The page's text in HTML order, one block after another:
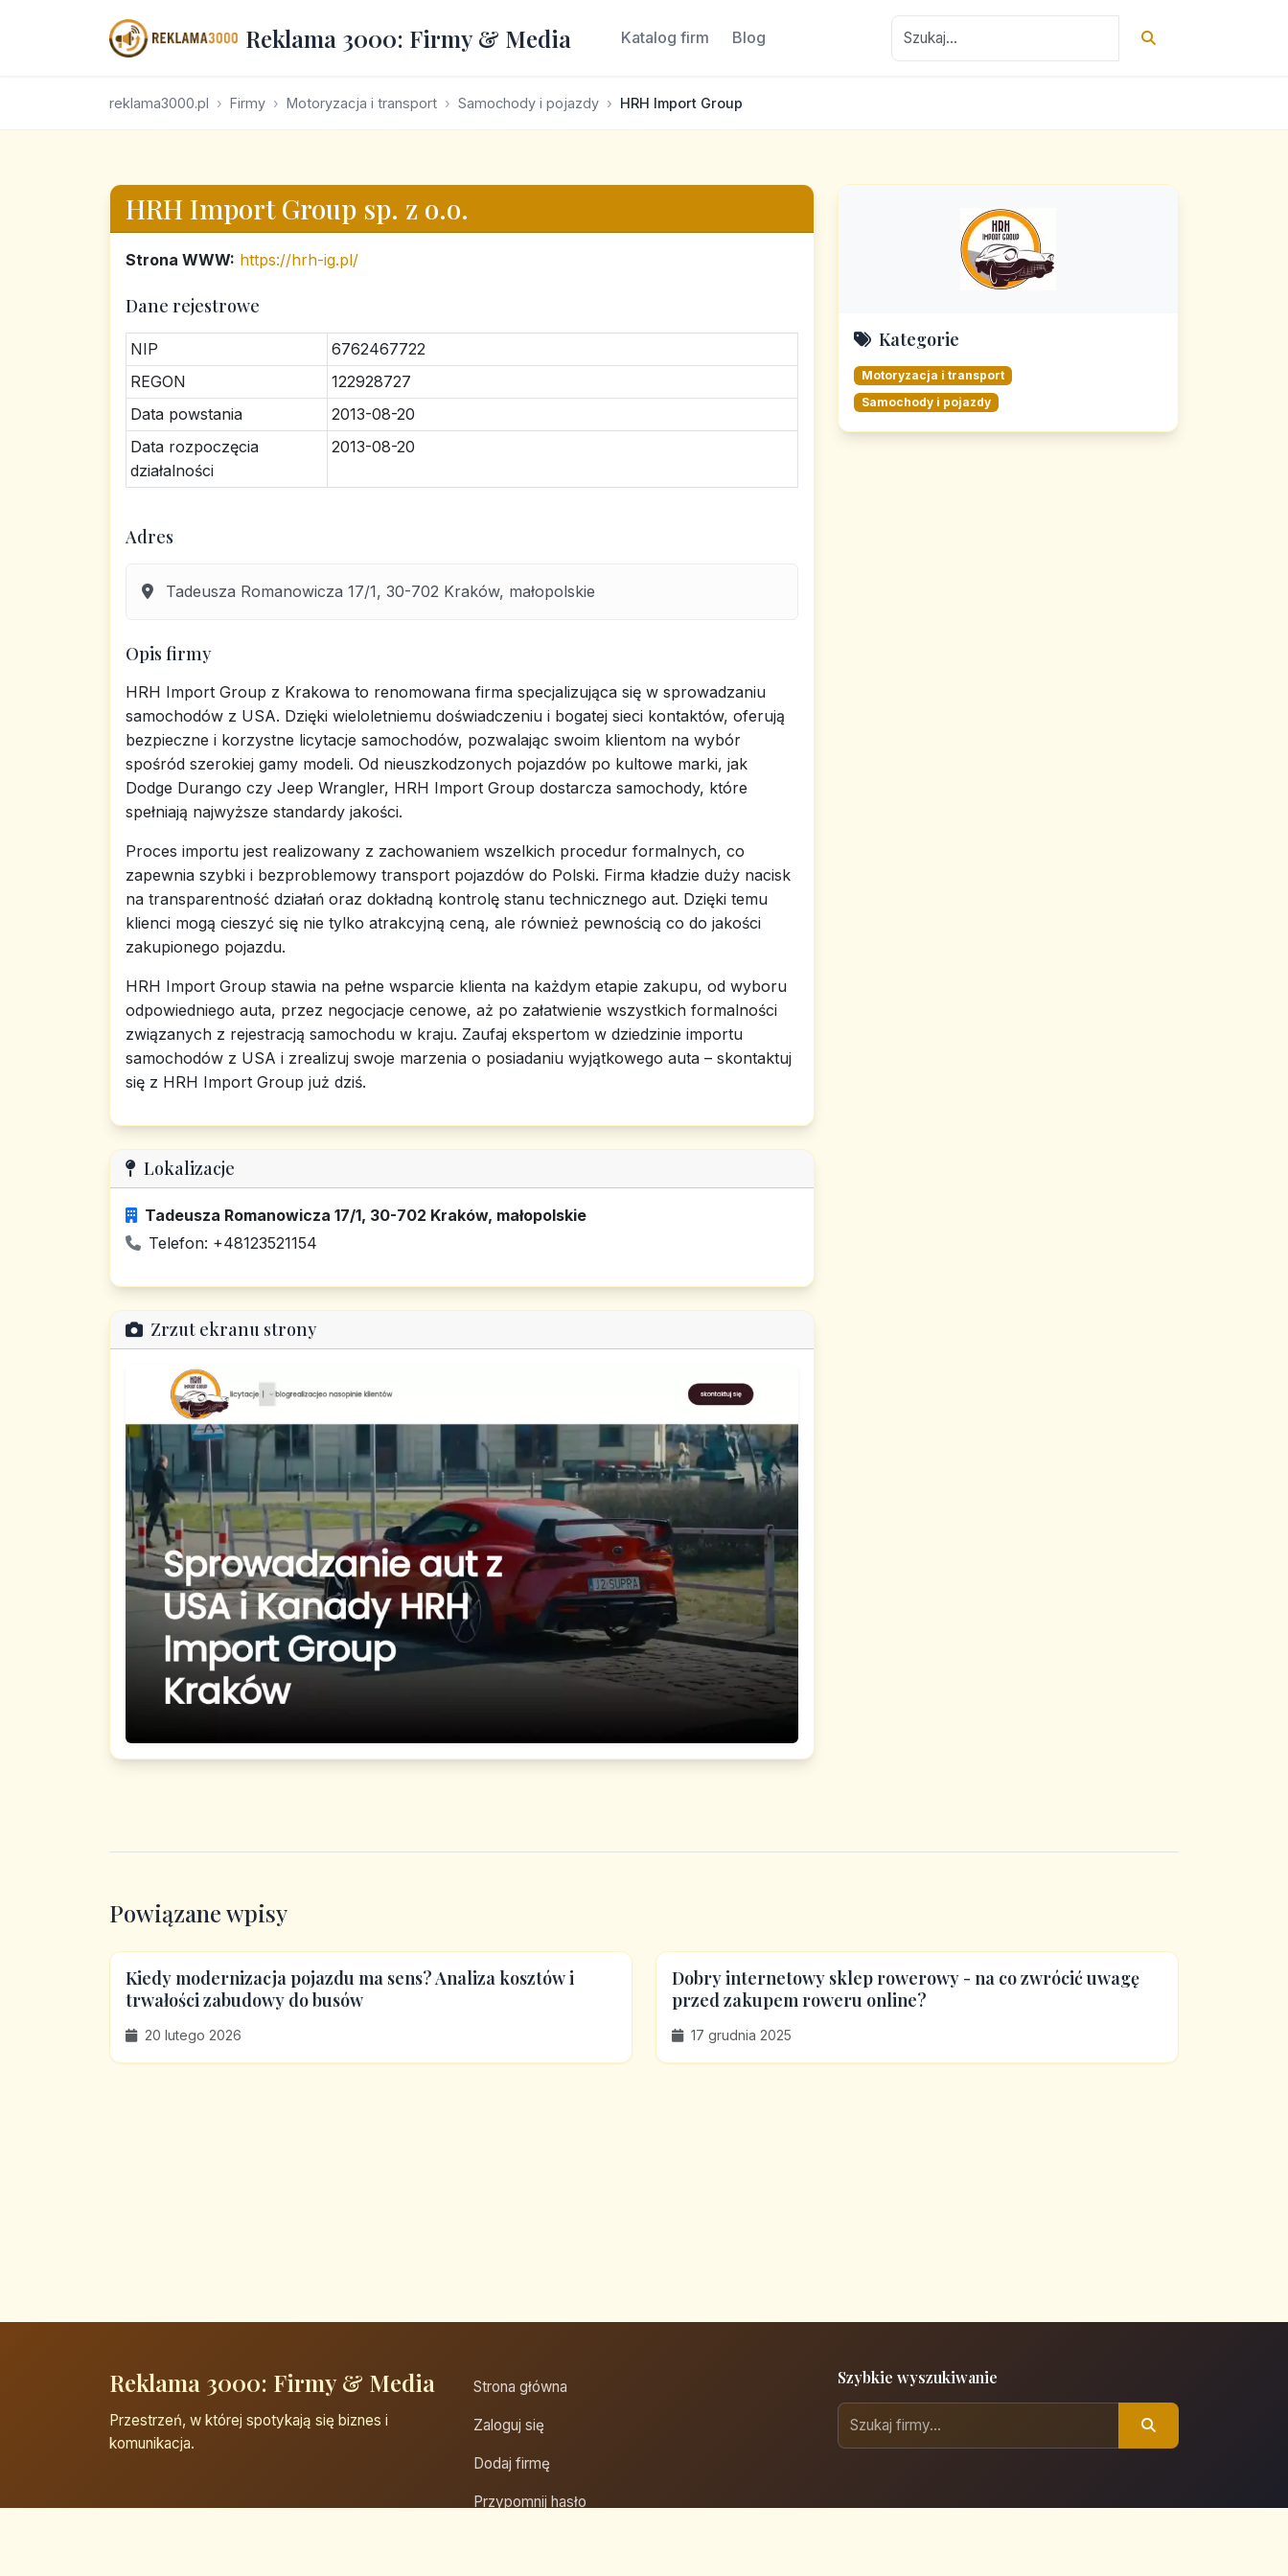
Reklama 3000: Firmy & Media Katalog firm Blog
reklama3000.pl Firmy Motoryzacja i transport Samochody i pojazdy HRH Import Group
HRH Import Group sp. z o.o.
Strona WWW: https://hrh-ig.pl/
Dane rejestrowe
NIP
6762467722
REGON
122928727
Data powstania
2013-08-20
Data rozpoczęcia
działalności
2013-08-20
Adres
Tadeusza Romanowicza 17/1, 30-702 Kraków, małopolskie
Opis firmy
HRH Import Group z Krakowa to renomowana firma specjalizująca się w sprowadzaniu
samochodów z USA. Dzięki wieloletniemu doświadczeniu i bogatej sieci kontaktów, oferują
bezpieczne i korzystne licytacje samochodów, pozwalając swoim klientom na wybór
spośród szerokiej gamy modeli. Od nieuszkodzonych pojazdów po kultowe marki, jak
Dodge Durango czy Jeep Wrangler, HRH Import Group dostarcza samochody, które
spełniają najwyższe standardy jakości.
Proces importu jest realizowany z zachowaniem wszelkich procedur formalnych, co
zapewnia szybki i bezproblemowy transport pojazdów do Polski. Firma kładzie duży nacisk
na transparentność działań oraz dokładną kontrolę stanu technicznego aut. Dzięki temu
klienci mogą cieszyć się nie tylko atrakcyjną ceną, ale również pewnością co do jakości
zakupionego pojazdu.
HRH Import Group stawia na pełne wsparcie klienta na każdym etapie zakupu, od wyboru
odpowiedniego auta, przez negocjacje cenowe, aż po załatwienie wszystkich formalności
związanych z rejestracją samochodu w kraju. Zaufaj ekspertom w dziedzinie importu
samochodów z USA i zrealizuj swoje marzenia o posiadaniu wyjątkowego auta – skontaktuj
się z HRH Import Group już dziś.
Lokalizacje
Tadeusza Romanowicza 17/1, 30-702 Kraków, małopolskie
Telefon: +48123521154
Zrzut ekranu strony
Kategorie
Motoryzacja i transport
Samochody i pojazdy
Powiązane wpisy
Kiedy modernizacja pojazdu ma sens? Analiza kosztów i
trwałości zabudowy do busów
20 lutego 2026
Dobry internetowy sklep rowerowy - na co zwrócić uwagę
przed zakupem roweru online?
17 grudnia 2025
Reklama 3000: Firmy & Media
Przestrzeń, w której spotykają się biznes i
komunikacja.
Strona główna
Zaloguj się
Dodaj firmę
Przypomnij hasło
Szybkie wyszukiwanie